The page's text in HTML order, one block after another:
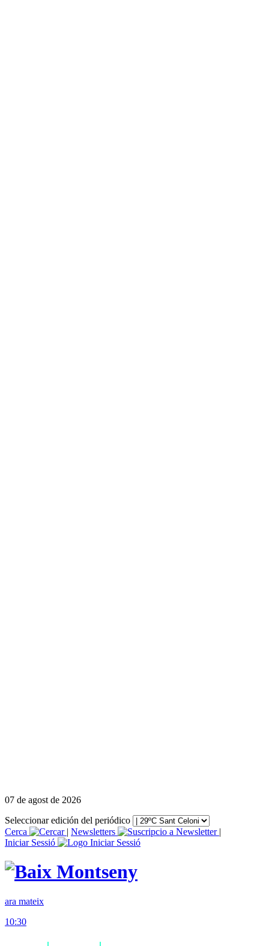
07 de agost de 2026
Seleccionar edición del periódico
Cerca
| Newsletters
|
Iniciar Sessió
ara mateix
10:30